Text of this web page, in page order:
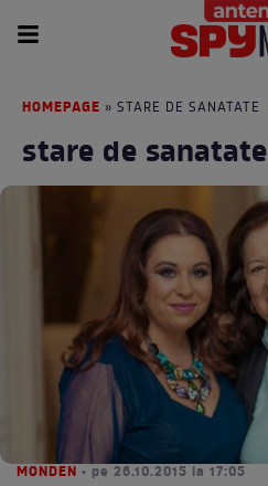
HOMEPAGE » STARE DE SANATATE
stare de sanatate
MONDEN • pe 26.10.2015 la 17:05